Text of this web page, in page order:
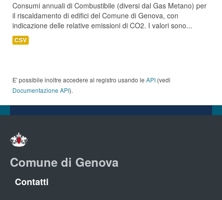
Consumi annuali di Combustibile (diversi dal Gas Metano) per
il riscaldamento di edifici del Comune di Genova, con
indicazione delle relative emissioni di CO2. I valori sono...
CSV
E' possibile inoltre accedere al registro usando le API (vedi
Documentazione API).
Comune di Genova
Contatti